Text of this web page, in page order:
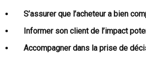
S’assurer que l’acheteur a bien
Informer son client de l’impact
Accompagner dans la prise de